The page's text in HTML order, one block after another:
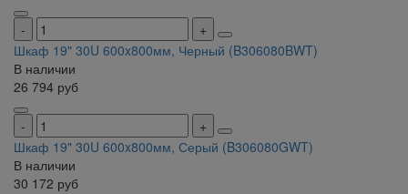
Шкаф 19" 30U 600x800мм, Черный (B306080BWT)
В наличии
26 794 руб
Шкаф 19" 30U 600x800мм, Серый (B306080GWT)
В наличии
30 172 руб